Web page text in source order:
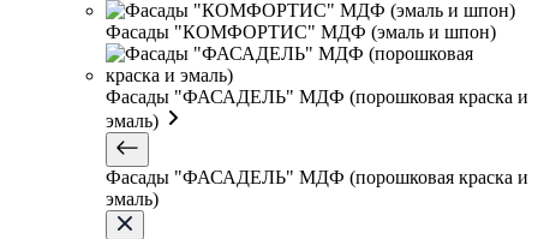
Фасады "КОМФОРТИС" МДФ (эмаль и шпон)
Фасады "ФАСАДЕЛЬ" МДФ (порошковая краска и
эмаль)
Фасады "ФАСАДЕЛЬ" МДФ (порошковая краска и
эмаль)